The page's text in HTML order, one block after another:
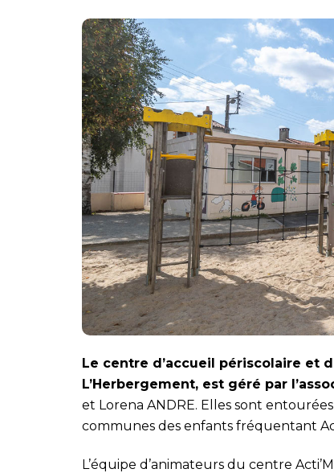
Le centre d’accueil périscolaire et
L’Herbergement, est géré par
et Lorena ANDRE. Elles sont
communes des enfants fréquentant
L’équipe d’animateurs du centre